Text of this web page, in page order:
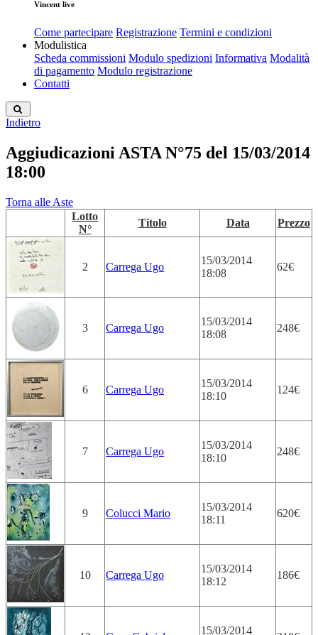
Vincent live
Come partecipare Registrazione Termini e condizioni
Modulistica
Scheda commissioni Modulo spedizioni Informativa Modalità
di pagamento Modulo registrazione
Contatti
Indietro
Aggiudicazioni ASTA N°75 del 15/03/2014
18:00
Torna alle Aste
Lotto
N°
Titolo Data Prezzo
2 Carrega Ugo
15/03/2014
18:08
62€
3 Carrega Ugo
15/03/2014
18:08
248€
6 Carrega Ugo
15/03/2014
18:10
124€
7 Carrega Ugo
15/03/2014
18:10
248€
9 Colucci Mario
15/03/2014
18:11
620€
10 Carrega Ugo
15/03/2014
18:12
186€
15/03/2014